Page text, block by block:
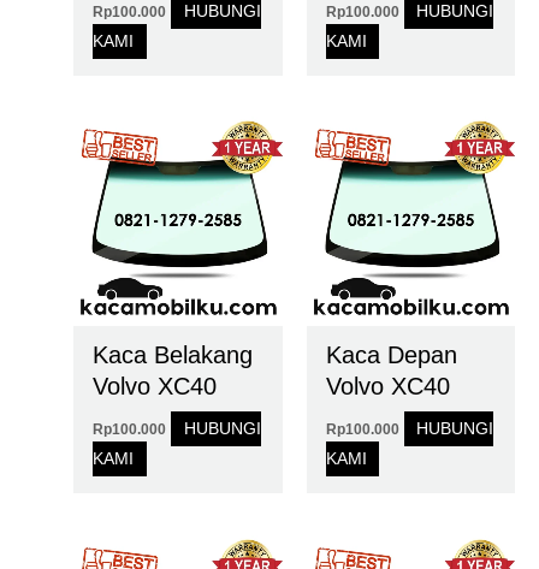
Rp100.000
HUBUNGI
KAMI
Rp100.000
HUBUNGI
KAMI
Kaca Belakang
Volvo XC40
Rp100.000
HUBUNGI
KAMI
Kaca Depan
Volvo XC40
Rp100.000
HUBUNGI
KAMI